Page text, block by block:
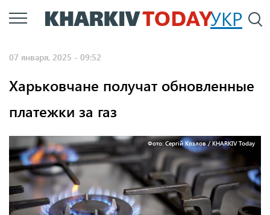
Перейти
к
УКР
07 января, 2025 - 09:52
Харьковчане получат обновленные
платежки за газ
Фото: Сергій Козлов / KHARKIV Today